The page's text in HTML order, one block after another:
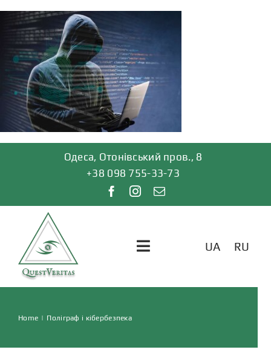
Skip
content
Одеса, Отонівський пров., 8
+38 098 755-33-73
Toggle
UA RU
Home | Поліграф і кібербезпека